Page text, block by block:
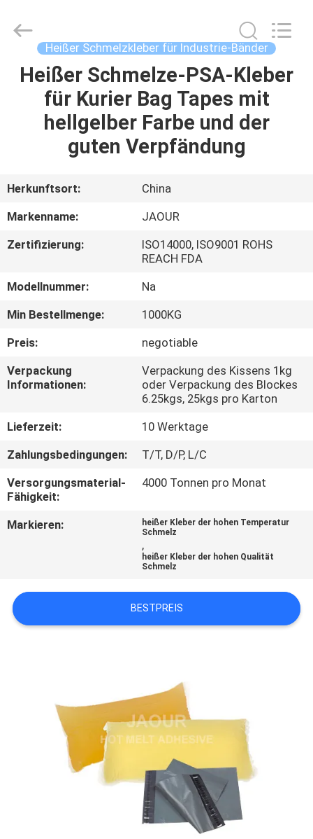
HEIM
PRODUKTE
UNS
QUALITÄTSKONTROLLE
KONTAKT
MIT
UNS
RECHTSSACHEN
ANGEBOT
ANFORDERN
DATENSCHUTZRICHTLINIE
Adhesive
Products
Heißer Schmelzkleber für Industrie-Bänder
Heißer Schmelze-PSA-Kleber
für Kurier Bag Tapes mit
hellgelber Farbe und der
guten Verpfändung
Herkunftsort:
China
Markenname:
JAOUR
Zertifizierung:
ISO14000, ISO9001 ROHS
REACH FDA
Modellnummer:
Na
Min Bestellmenge:
1000KG
Preis:
negotiable
Verpackung
Informationen:
Verpackung des Kissens 1kg
oder Verpackung des Blockes
6.25kgs, 25kgs pro Karton
Lieferzeit:
10 Werktage
Zahlungsbedingungen:
T/T, D/P, L/C
Versorgungsmaterial-
Fähigkeit:
4000 Tonnen pro Monat
Markieren:
heißer Kleber der hohen Temperatur
Schmelz
,
heißer Kleber der hohen Qualität
Schmelz
BESTPREIS